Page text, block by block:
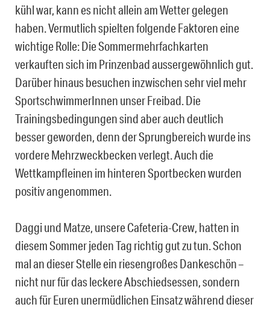
kühl war, kann es nicht allein am Wetter gelegen
haben. Vermutlich spielten folgende Faktoren eine
wichtige Rolle: Die Sommermehrfachkarten
verkauften sich im Prinzenbad aussergewöhnlich gut.
Darüber hinaus besuchen inzwischen sehr viel mehr
SportschwimmerInnen unser Freibad. Die
Trainingsbedingungen sind aber auch deutlich
besser geworden, denn der Sprungbereich wurde ins
vordere Mehrzweckbecken verlegt. Auch die
Wettkampfleinen im hinteren Sportbecken wurden
positiv angenommen.
Daggi und Matze, unsere Cafeteria-Crew, hatten in
diesem Sommer jeden Tag richtig gut zu tun. Schon
mal an dieser Stelle ein riesengroßes Dankeschön –
nicht nur für das leckere Abschiedsessen, sondern
auch für Euren unermüdlichen Einsatz während dieser